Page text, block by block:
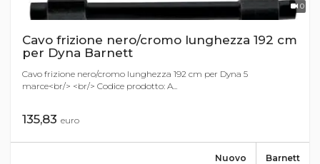
0
Cavo frizione nero/cromo lunghezza 192 cm
per Dyna Barnett
Cavo frizione nero/cromo lunghezza 192 cm per Dyna 5
marce<br/> <br/> Codice prodotto: A...
135,83 euro
Barnett
Nuovo